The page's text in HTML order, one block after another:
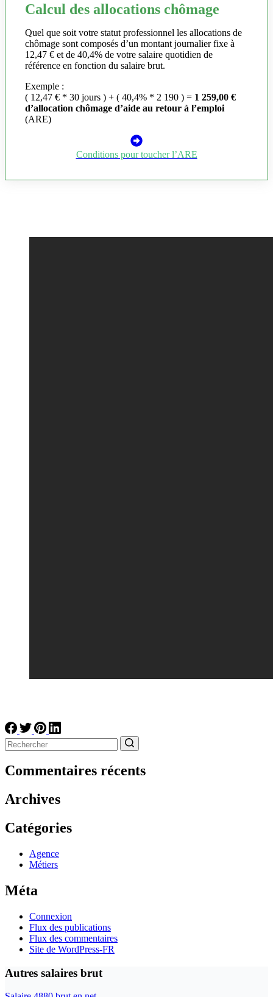
Calcul des allocations chômage
Quel que soit votre statut professionnel les allocations de
chômage sont composés d’un montant journalier fixe à
12,47 € et de 40,4% de votre salaire quotidien de
référence en fonction du salaire brut.
Exemple :
( 12,47 € * 30 jours ) + ( 40,4% * 2 190 ) = 1 259,00 €
d’allocation chômage d’aide au retour à l’emploi
(ARE)
Conditions pour toucher l’ARE
résultat
Commentaires récents
Archives
Catégories
Agence
Métiers
Méta
Connexion
Flux des publications
Flux des commentaires
Site de WordPress-FR
Autres salaires brut